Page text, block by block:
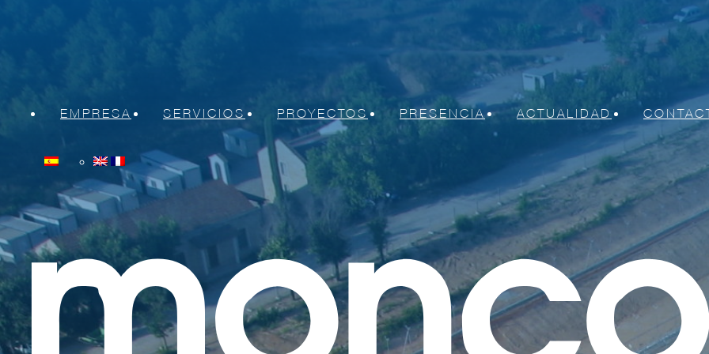
EMPRESA
Sobre Moncobra
SERVICIOS
Montajes e Instalaciones mecánicas y eléctricas
Mantenimiento Integral
Trabajos en Parada
Desmantelamientos
PROYECTOS PRESENCIA ACTUALIDAD